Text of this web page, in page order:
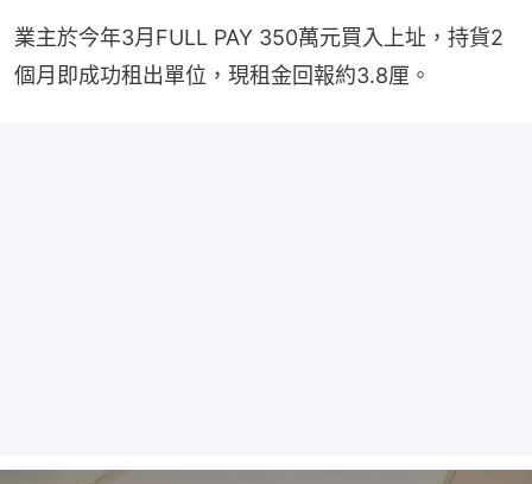
業主於今年3月FULL PAY 350萬元買入上址，持貨2
個月即成功租出單位，現租金回報約3.8厘。